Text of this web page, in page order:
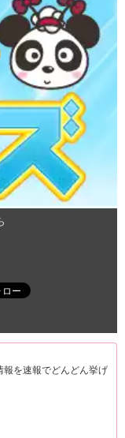
報を速報でどんどん挙げ